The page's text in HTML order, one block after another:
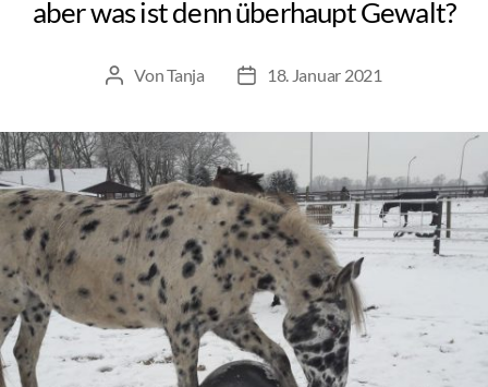
aber was ist denn überhaupt Gewalt?
Beitragsautor
VonTanja Beitragsdatum
18. Januar 2021